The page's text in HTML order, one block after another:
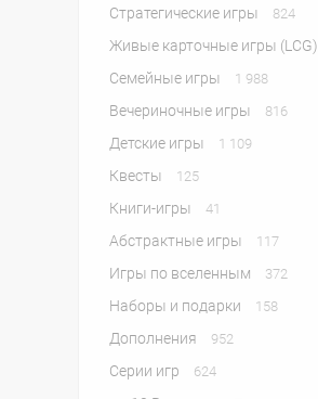
Стратегические игры 824
Живые карточные игры (LCG)
Семейные игры 1 988
Вечериночные игры 816
Детские игры 1 109
Квесты 125
Книги-игры 41
Абстрактные игры 117
Игры по вселенным 372
Наборы и подарки 158
Дополнения 952
Серии игр 624